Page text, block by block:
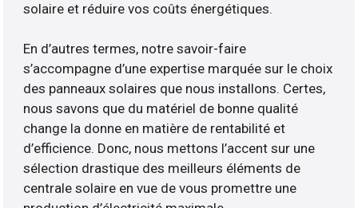
solaire et réduire vos coûts énergétiques.
En d’autres termes, notre savoir-faire
s’accompagne d’une expertise marquée sur le choix
des panneaux solaires que nous installons. Certes,
nous savons que du matériel de bonne qualité
change la donne en matière de rentabilité et
d’efficience. Donc, nous mettons l’accent sur une
sélection drastique des meilleurs éléments de
centrale solaire en vue de vous promettre une